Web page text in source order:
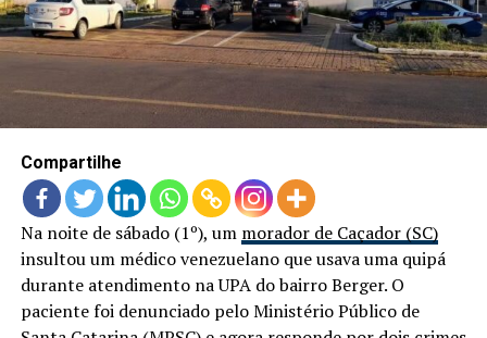
Compartilhe
Na noite de sábado (1º), um morador de Caçador (SC)
insultou um médico venezuelano que usava uma quipá
durante atendimento na UPA do bairro Berger. O
paciente foi denunciado pelo Ministério Público de